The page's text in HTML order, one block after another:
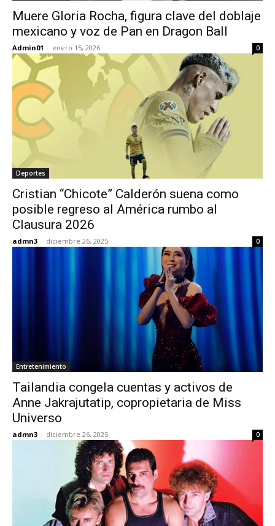
Muere Gloria Rocha, figura clave del doblaje
mexicano y voz de Pan en Dragon Ball
Admin01 - enero 15, 2026 0
Deportes
Cristian “Chicote” Calderón suena como
posible regreso al América rumbo al
Clausura 2026
admn3 - diciembre 26, 2025 0
Entretenimiento
Tailandia congela cuentas y activos de
Anne Jakrajutatip, copropietaria de Miss
Universo
admn3 - diciembre 26, 2025 0